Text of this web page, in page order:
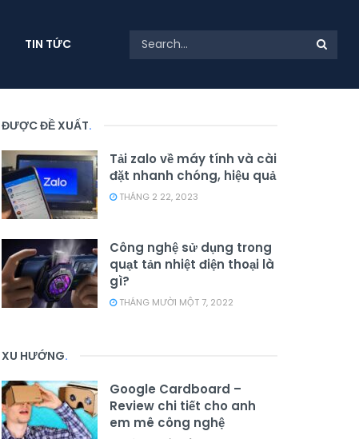
TIN TỨC
ĐƯỢC ĐỀ XUẤT.
Tải zalo về máy tính và cài
đặt nhanh chóng, hiệu quả
THÁNG 2 22, 2023
Công nghệ sử dụng trong
quạt tản nhiệt điện thoại là
gì?
THÁNG MƯỜI MỘT 7, 2022
XU HƯỚNG.
Google Cardboard –
Review chi tiết cho anh
em mê công nghệ